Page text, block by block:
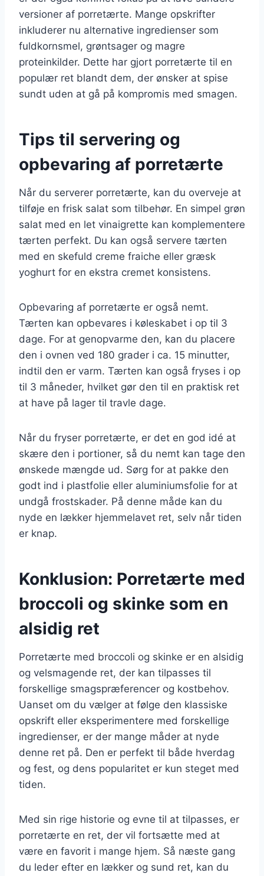
versioner af porretærte. Mange opskrifter
inkluderer nu alternative ingredienser som
fuldkornsmel, grøntsager og magre
proteinkilder. Dette har gjort porretærte til en
populær ret blandt dem, der ønsker at spise
sundt uden at gå på kompromis med smagen.
Tips til servering og
opbevaring af porretærte
Når du serverer porretærte, kan du overveje at
tilføje en frisk salat som tilbehør. En simpel grøn
salat med en let vinaigrette kan komplementere
tærten perfekt. Du kan også servere tærten
med en skefuld creme fraiche eller græsk
yoghurt for en ekstra cremet konsistens.
Opbevaring af porretærte er også nemt.
Tærten kan opbevares i køleskabet i op til 3
dage. For at genopvarme den, kan du placere
den i ovnen ved 180 grader i ca. 15 minutter,
indtil den er varm. Tærten kan også fryses i op
til 3 måneder, hvilket gør den til en praktisk ret
at have på lager til travle dage.
Når du fryser porretærte, er det en god idé at
skære den i portioner, så du nemt kan tage den
ønskede mængde ud. Sørg for at pakke den
godt ind i plastfolie eller aluminiumsfolie for at
undgå frostskader. På denne måde kan du
nyde en lækker hjemmelavet ret, selv når tiden
er knap.
Konklusion: Porretærte med
broccoli og skinke som en
alsidig ret
Porretærte med broccoli og skinke er en alsidig
og velsmagende ret, der kan tilpasses til
forskellige smagspræferencer og kostbehov.
Uanset om du vælger at følge den klassiske
opskrift eller eksperimentere med forskellige
ingredienser, er der mange måder at nyde
denne ret på. Den er perfekt til både hverdag
og fest, og dens popularitet er kun steget med
tiden.
Med sin rige historie og evne til at tilpasses, er
porretærte en ret, der vil fortsætte med at
være en favorit i mange hjem. Så næste gang
du leder efter en lækker og sund ret, kan du